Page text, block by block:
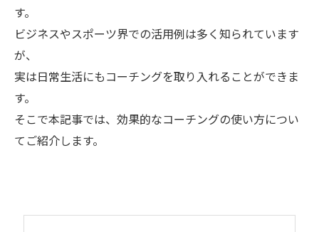
す。
ビジネスやスポーツ界での活用例は多く知られています
が、
実は日常生活にもコーチングを取り入れることができま
す。
そこで本記事では、効果的なコーチングの使い方につい
てご紹介します。